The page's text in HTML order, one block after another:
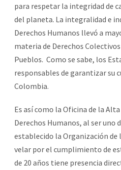
para respetar la integridad de
del planeta. La integralidad e
Derechos Humanos llevó a
materia de Derechos
Pueblos. Como se sabe, los
responsables de garantizar
Colombia.
Es así como la Oficina de la
Derechos Humanos, al ser uno
establecido la Organización de
velar por el cumplimiento de
de 20 años tiene presencia